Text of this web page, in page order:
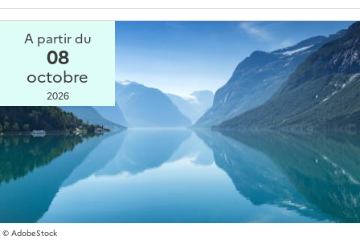
AdobeStock
A partir du
08
octobre
2026